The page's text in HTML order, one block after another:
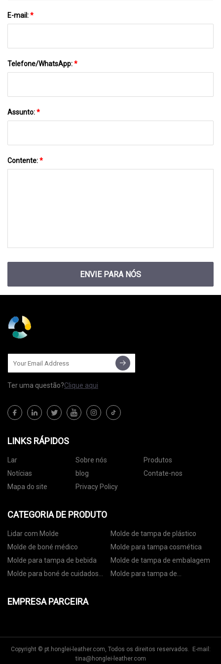
E-mail:*
Telefone/WhatsApp:*
Assunto:*
Contente:*
ENVIE PARA NÓS
Ter uma questão?Clique aqui
LINKS RÁPIDOS
Lar Sobre nós
Produtos
Notícias
blog
Contate-nos
Mapa do site
Privacy Policy
CATEGORIA DE PRODUTO
Lidar com Molde
Molde de tampa de plástico
Molde de boné médico
Molde para tampa cosmética
Molde para tampa de bebida
Molde de tampa de embalagem
Molde para boné de cuidados
Molde para tampa de
EMPRESA PARCEIRA
Copyright © pt.honglei-leather.com, Todos os direitos reservados. E-mail:
tina@honglei-leather.com